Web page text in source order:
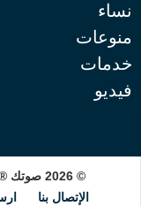
نساء
منوعات
خدمات
فيديو
© 2026 صوتك ® علامة مسجلة، جميع الحقوق محفوظة.
الإتصال بنا